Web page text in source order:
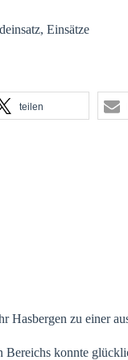
, Einsätze
teilen
zu einer
konnte